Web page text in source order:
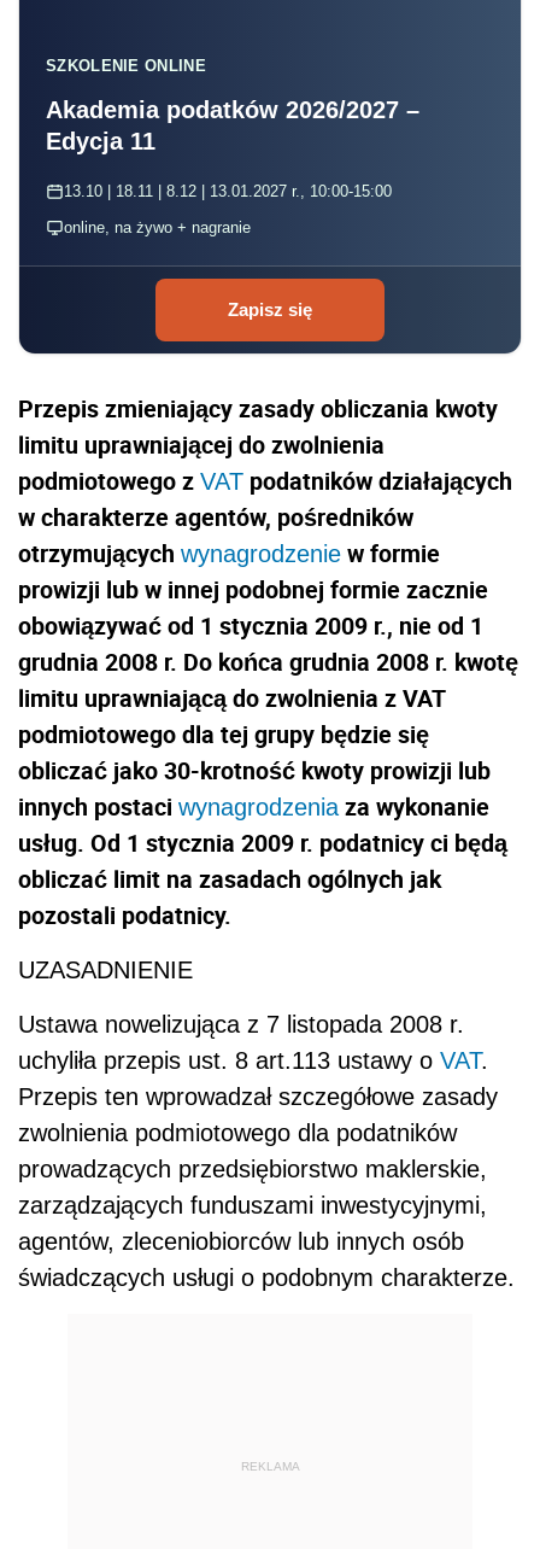
SZKOLENIE ONLINE
Akademia podatków 2026/2027 –
Edycja 11
13.10 | 18.11 | 8.12 | 13.01.2027 r., 10:00-15:00
online, na żywo + nagranie
Zapisz się
Przepis zmieniający zasady obliczania kwoty
limitu uprawniającej do zwolnienia
podmiotowego z VAT podatników działających
w charakterze agentów, pośredników
otrzymujących wynagrodzenie w formie
prowizji lub w innej podobnej formie zacznie
obowiązywać od 1 stycznia 2009 r., nie od 1
grudnia 2008 r. Do końca grudnia 2008 r. kwotę
limitu uprawniającą do zwolnienia z VAT
podmiotowego dla tej grupy będzie się
obliczać jako 30-krotność kwoty prowizji lub
innych postaci wynagrodzeniaza wykonanie
usług. Od 1 stycznia 2009 r. podatnicy ci będą
obliczać limit na zasadach ogólnych jak
pozostali podatnicy.
UZASADNIENIE
Ustawa nowelizująca z 7 listopada 2008 r.
uchyliła przepis ust. 8 art.113 ustawy o VAT.
Przepis ten wprowadzał szczegółowe zasady
zwolnienia podmiotowego dla podatników
prowadzących przedsiębiorstwo maklerskie,
zarządzających funduszami inwestycyjnymi,
agentów, zleceniobiorców lub innych osób
świadczących usługi o podobnym charakterze.
REKLAMA